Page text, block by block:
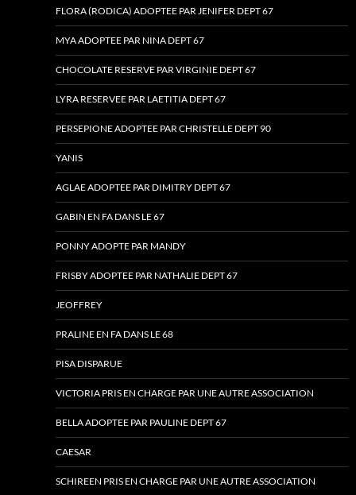
FLORA (RODICA) ADOPTEE PAR JENIFER DEPT 67
MYA ADOPTEE PAR NINA DEPT 67
CHOCOLATE RESERVE PAR VIRGINIE DEPT 67
LYRA RESERVEE PAR LAETITIA DEPT 67
PERSEPIONE ADOPTEE PAR CHRISTELLE DEPT 90
YANIS
AGLAE ADOPTEE PAR DIMITRY DEPT 67
GABIN EN FA DANS LE 67
PONNY ADOPTE PAR MANDY
FRISBY ADOPTEE PAR NATHALIE DEPT 67
JEOFFREY
PRALINE EN FA DANS LE 68
PISA DISPARUE
VICTORIA PRIS EN CHARGE PAR UNE AUTRE ASSOCIATION
BELLA ADOPTEE PAR PAULINE DEPT 67
CAESAR
SCHIREEN PRIS EN CHARGE PAR UNE AUTRE ASSOCIATION